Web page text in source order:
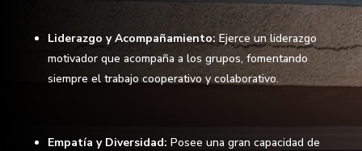
Liderazgo y Acompañamiento: Ejerce un liderazgo
motivador que acompaña a los grupos, fomentando
siempre el trabajo cooperativo y colaborativo.
Empatía y Diversidad: Posee una gran capacidad de